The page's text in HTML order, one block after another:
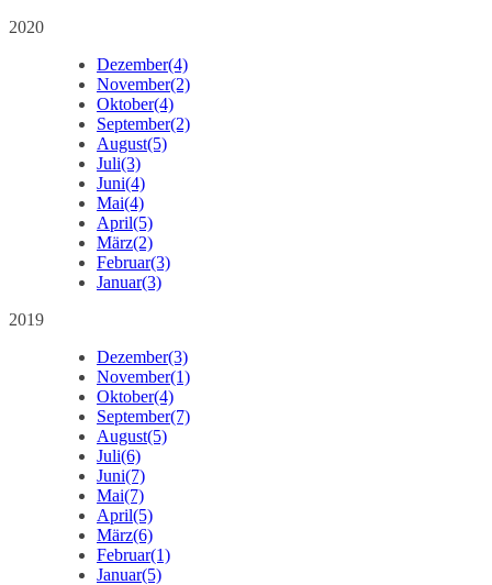
2020
Dezember(4)
November(2)
Oktober(4)
September(2)
August(5)
Juli(3)
Juni(4)
Mai(4)
April(5)
März(2)
Februar(3)
Januar(3)
2019
Dezember(3)
November(1)
Oktober(4)
September(7)
August(5)
Juli(6)
Juni(7)
Mai(7)
April(5)
März(6)
Februar(1)
Januar(5)